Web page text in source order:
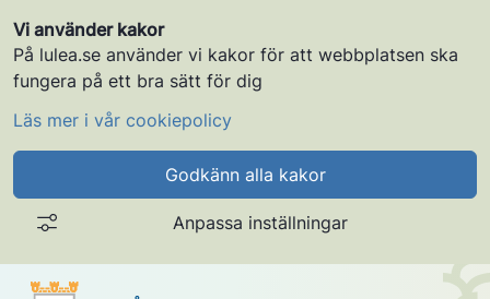
Vi använder kakor
På lulea.se använder vi kakor för att webbplatsen ska
fungera på ett bra sätt för dig
Läs mer i vår cookiepolicy
Godkänn alla kakor
Anpassa inställningar